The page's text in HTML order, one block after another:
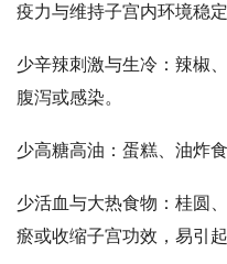
疫力与维持子宫内环境稳定
少辛辣刺激与生冷：辣椒
腹泻或感染。
少高糖高油：蛋糕、油炸
少活血与大热食物：桂圆
瘀或收缩子宫功效，易引